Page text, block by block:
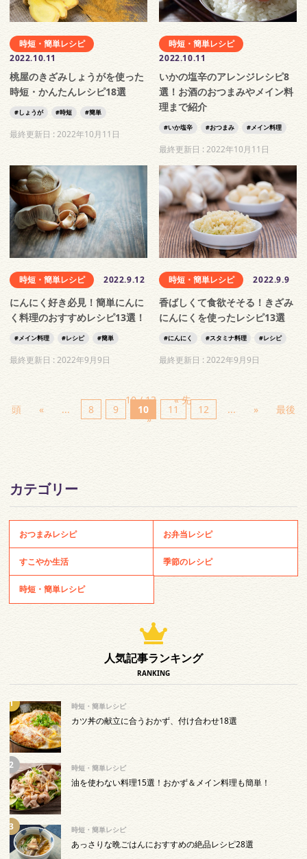
時短・簡単レシピ
2022.10.11
桃屋のきざみしょうがを使った
時短・かんたんレシピ18選
しょうが 時短 簡単
最終更新日 : 2022年10月11日
時短・簡単レシピ
2022.10.11
いかの塩辛のアレンジレシピ8
選！お酒のおつまみやメイン料
理まで紹介
いか塩辛 おつまみ メイン料理
最終更新日 :2022年10月11日
時短・簡単レシピ 2022.9.12
にんにく好き必見！簡単にんに
く料理のおすすめレシピ13選！
メイン料理 レシピ 簡単
最終更新日 : 2022年9月9日
時短・簡単レシピ 2022.9.9
香ばしくて食欲そそる！きざみ
にんにくを使ったレシピ13選
にんにく スタミナ料理 レシピ
最終更新日 :2022年9月9日
10 / 13 « 先
頭 « ... 8 9 10 11 12 ... » 最後
»
カテゴリー
おつまみレシピ お弁当レシピ
すこやか生活 季節のレシピ
時短・簡単レシピ
人気記事ランキング
RANKING
時短・簡単レシピ
カツ丼の献立に合うおかず、付け合わせ18選
時短・簡単レシピ
油を使わない料理15選！おかず＆メイン料理も簡単！
時短・簡単レシピ
あっさりな晩ごはんにおすすめの絶品レシピ28選